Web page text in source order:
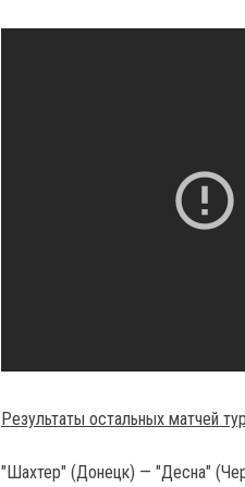
Результаты остальных матчей
"Шахтер" (Донецк) — "Десна"